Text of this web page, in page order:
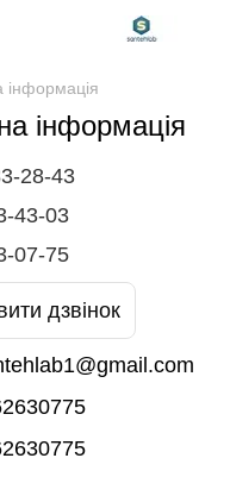
інформація
інформація
28-43
43-03
07-75
дзвінок